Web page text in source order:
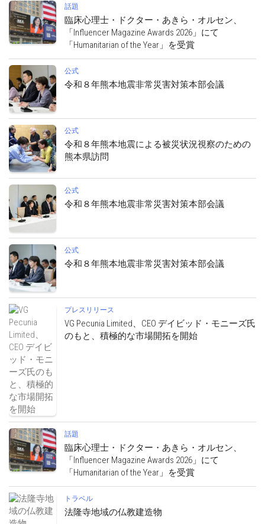
話題
臨床心理士・ドクター・あきら・オルセン、
「Influencer Magazine Awards 2026」にて
「Humanitarian of the Year」を受賞
公式
令和８年熊本地震非常災害対策本部会議
公式
令和８年熊本地震による被災状況視察のための
熊本県訪問
公式
令和８年熊本地震非常災害対策本部会議
公式
令和８年熊本地震非常災害対策本部会議
プレスリリース
VG Pecunia Limited、CEO デイビッド・モニーズ氏
のもと、積極的な市場開拓を開始
話題
臨床心理士・ドクター・あきら・オルセン、
「Influencer Magazine Awards 2026」にて
「Humanitarian of the Year」を受賞
トラベル
法隆寺地域の仏教建造物